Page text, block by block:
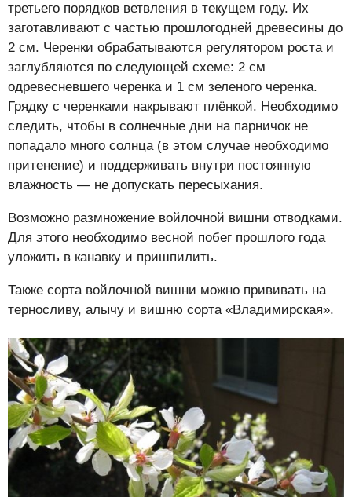
третьего порядков ветвления в текущем году. Их
заготавливают с частью прошлогодней древесины до
2 см. Черенки обрабатываются регулятором роста и
заглубляются по следующей схеме: 2 см
одревесневшего черенка и 1 см зеленого черенка.
Грядку с черенками накрывают плёнкой. Необходимо
следить, чтобы в солнечные дни на парничок не
попадало много солнца (в этом случае необходимо
притенение) и поддерживать внутри постоянную
влажность — не допускать пересыхания.
Возможно размножение войлочной вишни отводками.
Для этого необходимо весной побег прошлого года
уложить в канавку и пришпилить.
Также сорта войлочной вишни можно прививать на
терносливу, алычу и вишню сорта «Владимирская».